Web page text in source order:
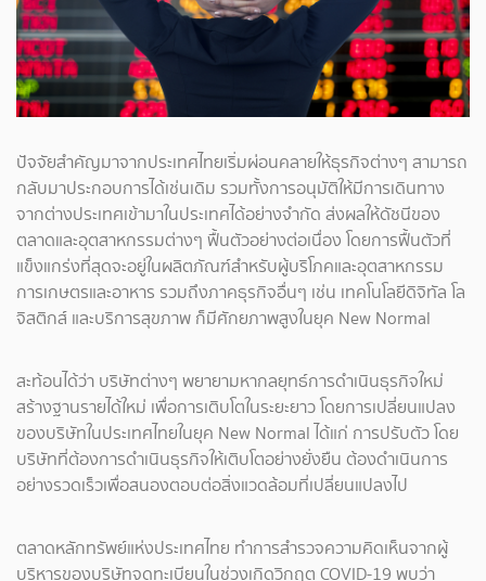
ปัจจัยสำคัญมาจากประเทศไทยเริ่มผ่อนคลายให้ธุรกิจต่างๆ สามารถ
กลับมาประกอบการได้เช่นเดิม รวมทั้งการอนุมัติให้มีการเดินทาง
จากต่างประเทศเข้ามาในประเทศได้อย่างจำกัด ส่งผลให้ดัชนีของ
ตลาดและอุตสาหกรรมต่างๆ ฟื้นตัวอย่างต่อเนื่อง โดยการฟื้นตัวที่
แข็งแกร่งที่สุดจะอยู่ในผลิตภัณฑ์สำหรับผู้บริโภคและอุตสาหกรรม
การเกษตรและอาหาร รวมถึงภาคธุรกิจอื่นๆ เช่น เทคโนโลยีดิจิทัล โล
จิสติกส์ และบริการสุขภาพ ก็มีศักยภาพสูงในยุค New Normal
สะท้อนได้ว่า บริษัทต่างๆ พยายามหากลยุทธ์การดำเนินธุรกิจใหม่
สร้างฐานรายได้ใหม่ เพื่อการเติบโตในระยะยาว โดยการเปลี่ยนแปลง
ของบริษัทในประเทศไทยในยุค New Normal ได้แก่ การปรับตัว โดย
บริษัทที่ต้องการดำเนินธุรกิจให้เติบโตอย่างยั่งยืน ต้องดำเนินการ
อย่างรวดเร็วเพื่อสนองตอบต่อสิ่งแวดล้อมที่เปลี่ยนแปลงไป
ตลาดหลักทรัพย์แห่งประเทศไทย ทำการสำรวจความคิดเห็นจากผู้
บริหารของบริษัทจดทะเบียนในช่วงเกิดวิกฤต COVID-19 พบว่า